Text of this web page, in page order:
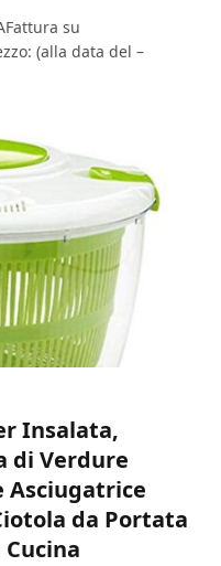
su
(alla data del –
Insalata,
di Verdure
Asciugatrice
da Portata